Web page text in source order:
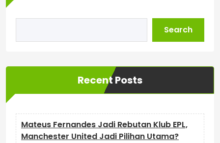
Search
Recent Posts
Mateus Fernandes Jadi Rebutan Klub EPL,
Manchester United Jadi Pilihan Utama?